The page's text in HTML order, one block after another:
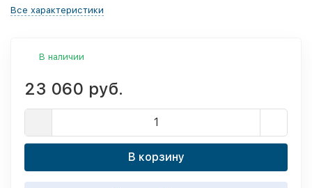
Все характеристики
В наличии
23 060 руб.
В корзину